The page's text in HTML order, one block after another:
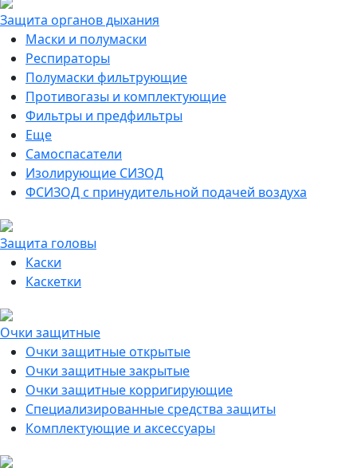
Защита органов дыхания
Маски и полумаски
Респираторы
Полумаски фильтрующие
Противогазы и комплектующие
Фильтры и предфильтры
Еще
Самоспасатели
Изолирующие СИЗОД
ФСИЗОД с принудительной подачей воздуха
Защита головы
Каски
Каскетки
Очки защитные
Очки защитные открытые
Очки защитные закрытые
Очки защитные корригирующие
Специализированные средства защиты
Комплектующие и аксессуары